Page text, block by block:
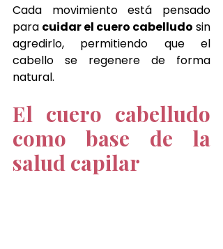
Cada movimiento está pensado
para cuidar el cuero cabelludo sin
agredirlo, permitiendo que el
cabello se regenere de forma
natural.
El cuero cabelludo
como base de la
salud capilar